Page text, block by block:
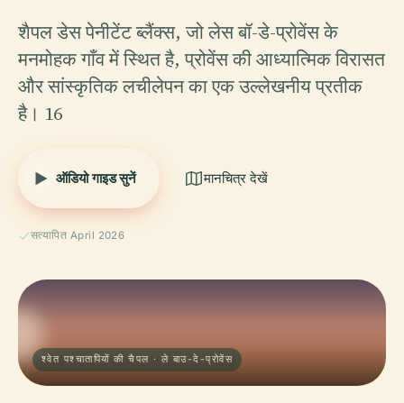
शैपल डेस पेनीटेंट ब्लैंक्स, जो लेस बॉ-डे-प्रोवेंस के
मनमोहक गाँव में स्थित है, प्रोवेंस की आध्यात्मिक विरासत
और सांस्कृतिक लचीलेपन का एक उल्लेखनीय प्रतीक
है। 16
ऑडियो गाइड सुनें मानचित्र देखें
सत्यापित April 2026
श्वेत पश्चातापियों की चैपल · ले बाउ-दे-प्रोवेंस